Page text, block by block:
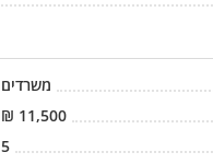
משרדים
11,500
₪
5